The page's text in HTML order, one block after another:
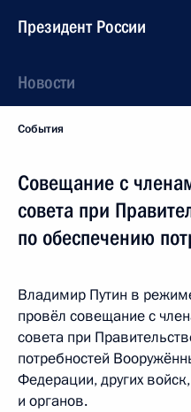
Президент России
Новости
События
Совещание с
совета при
по обеспечению
Владимир Путин в
провёл совещание с
совета при
потребностей
Федерации, других
и органов.